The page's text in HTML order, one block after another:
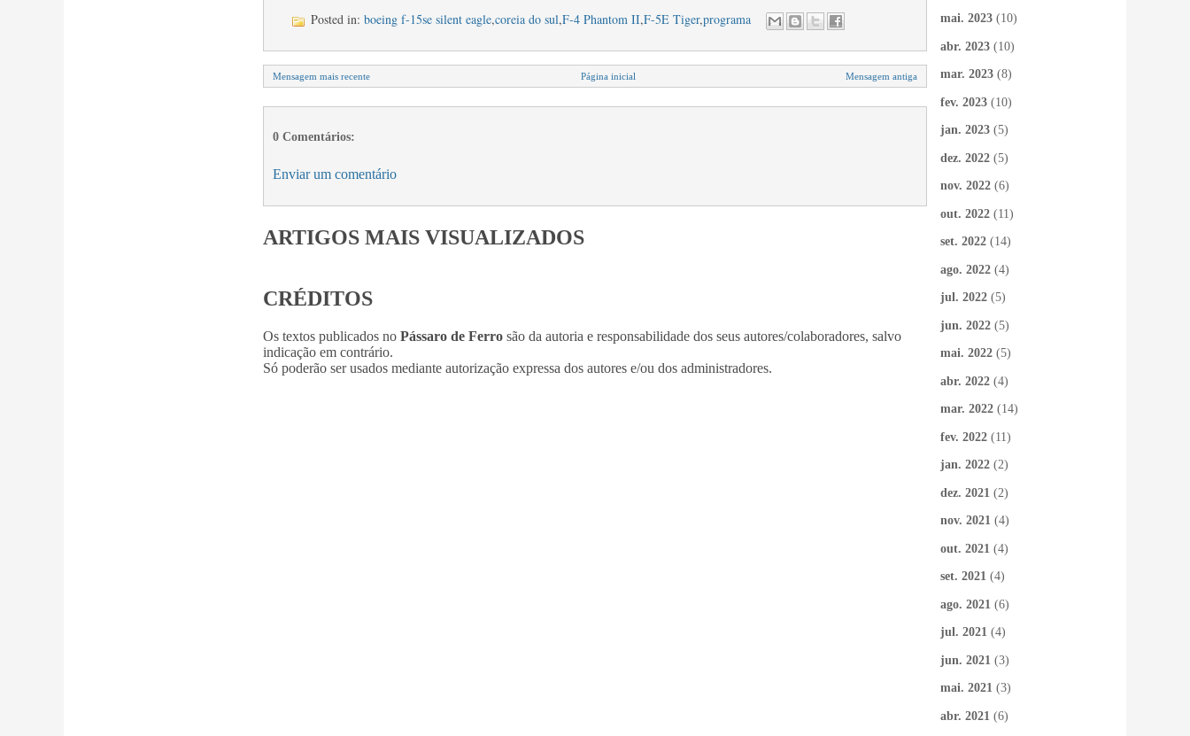
Posted in: boeing f-15se silent eagle,coreia do sul,F-4 Phantom II,F-5E Tiger,programa
Mensagem mais recente Mensagem antiga
Página inicial
0 Comentários:
Enviar um comentário
ARTIGOS MAIS VISUALIZADOS
CRÉDITOS
Os textos publicados no Pássaro de Ferro são da autoria e responsabilidade dos seus autores/colaboradores, salvo
indicação em contrário.
Só poderão ser usados mediante autorização expressa dos autores e/ou dos administradores.
mai. 2023 (10)
abr. 2023 (10)
mar. 2023 (8)
fev. 2023 (10)
jan. 2023 (5)
dez. 2022 (5)
nov. 2022 (6)
out. 2022 (11)
set. 2022 (14)
ago. 2022 (4)
jul. 2022 (5)
jun. 2022 (5)
mai. 2022 (5)
abr. 2022 (4)
mar. 2022 (14)
fev. 2022 (11)
jan. 2022 (2)
dez. 2021 (2)
nov. 2021 (4)
out. 2021 (4)
set. 2021 (4)
ago. 2021 (6)
jul. 2021 (4)
jun. 2021 (3)
mai. 2021 (3)
abr. 2021 (6)